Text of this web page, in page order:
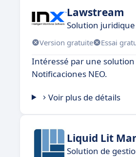
Lawstream
Solution
Version gratuite Essai
Intéressé par une
Notificaciones NEO.
Voir plus de détails
Liquid Lit
Solution de